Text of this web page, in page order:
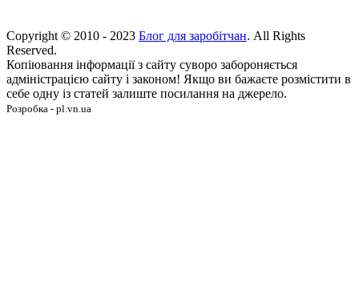
Copyright © 2010 - 2023 Блог для заробітчан. All Rights
Reserved.
Копіювання інформації з сайту суворо забороняється
адміністрацією сайту і законом! Якщо ви бажаєте розмістити в
себе одну із статей залиште посилання на джерело.
Розробка - pl.vn.ua